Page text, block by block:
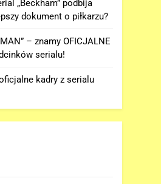
„Beckham” podbija
dokument o piłkarzu?
MAN” – znamy OFICJALNE
serialu!
kadry z serialu